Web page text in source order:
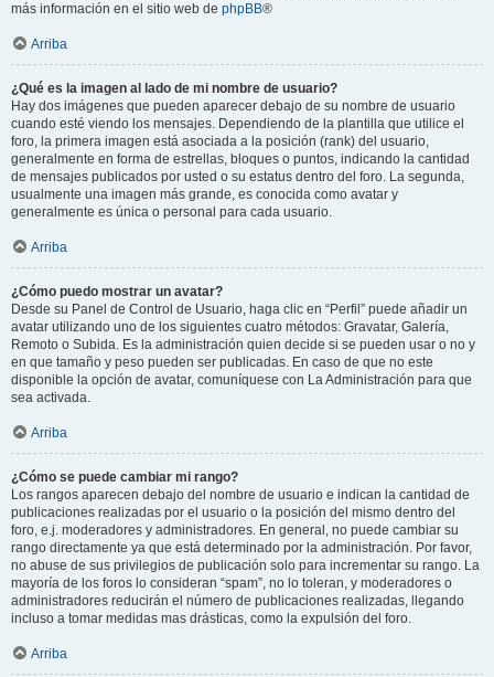
más información en el sitio web de phpBB®
Arriba
¿Qué es la imagen al lado de mi nombre de usuario?
Hay dos imágenes que pueden aparecer debajo de su nombre de usuario
cuando esté viendo los mensajes. Dependiendo de la plantilla que utilice el
foro, la primera imagen está asociada a la posición (rank) del usuario,
generalmente en forma de estrellas, bloques o puntos, indicando la cantidad
de mensajes publicados por usted o su estatus dentro del foro. La segunda,
usualmente una imagen más grande, es conocida como avatar y
generalmente es única o personal para cada usuario.
Arriba
¿Cómo puedo mostrar un avatar?
Desde su Panel de Control de Usuario, haga clic en “Perfil” puede añadir un
avatar utilizando uno de los siguientes cuatro métodos: Gravatar, Galería,
Remoto o Subida. Es la administración quien decide si se pueden usar o no y
en que tamaño y peso pueden ser publicadas. En caso de que no este
disponible la opción de avatar, comuníquese con La Administración para que
sea activada.
Arriba
¿Cómo se puede cambiar mi rango?
Los rangos aparecen debajo del nombre de usuario e indican la cantidad de
publicaciones realizadas por el usuario o la posición del mismo dentro del
foro, e.j. moderadores y administradores. En general, no puede cambiar su
rango directamente ya que está determinado por la administración. Por favor,
no abuse de sus privilegios de publicación solo para incrementar su rango. La
mayoría de los foros lo consideran “spam”, no lo toleran, y moderadores o
administradores reducirán el número de publicaciones realizadas, llegando
incluso a tomar medidas mas drásticas, como la expulsión del foro.
Arriba